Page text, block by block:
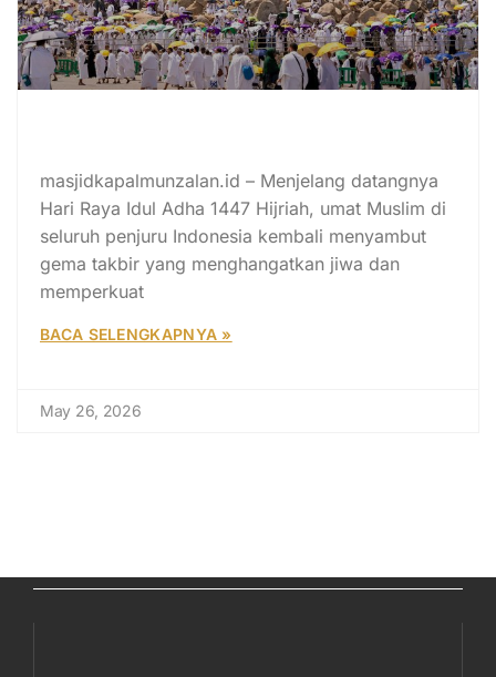
masjidkapalmunzalan.id – Menjelang datangnya
Hari Raya Idul Adha 1447 Hijriah, umat Muslim di
seluruh penjuru Indonesia kembali menyambut
gema takbir yang menghangatkan jiwa dan
memperkuat
BACA SELENGKAPNYA »
May 26, 2026